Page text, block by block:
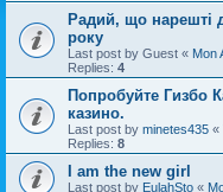
Радий, що нарешті
року
Last post by Guest « Mon
Replies: 4
Попробуйте Гизбо
казино.
Last post by minetes435 «
Replies: 8
I am the new girl
Last post by EulahSto «